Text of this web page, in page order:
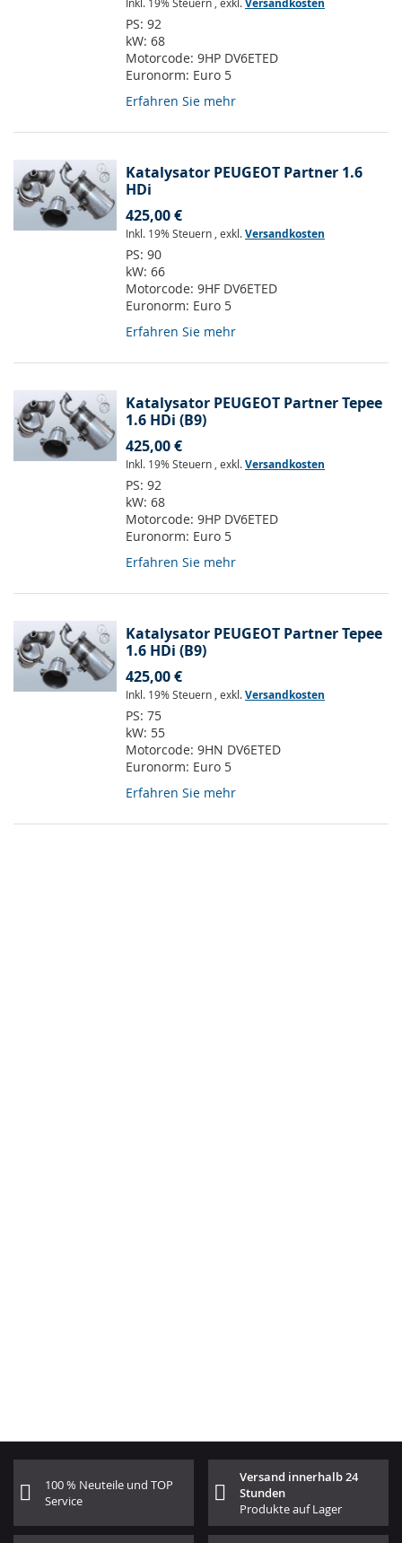
Inkl. 19% Steuern , exkl.Versandkosten
PS: 92
kW: 68
Motorcode: 9HP DV6ETED
Euronorm: Euro 5
Erfahren Sie mehr
Katalysator PEUGEOT Partner 1.6
HDi
425,00 €
Inkl. 19% Steuern , exkl.Versandkosten
PS: 90
kW: 66
Motorcode: 9HF DV6ETED
Euronorm: Euro 5
Erfahren Sie mehr
Katalysator PEUGEOT Partner Tepee
1.6 HDi (B9)
425,00 €
Inkl. 19% Steuern , exkl.Versandkosten
PS: 92
kW: 68
Motorcode: 9HP DV6ETED
Euronorm: Euro 5
Erfahren Sie mehr
Katalysator PEUGEOT Partner Tepee
1.6 HDi (B9)
425,00 €
Inkl. 19% Steuern , exkl.Versandkosten
PS: 75
kW: 55
Motorcode: 9HN DV6ETED
Euronorm: Euro 5
Erfahren Sie mehr
100 % Neuteile und TOP
Service
Versand innerhalb 24
Stunden
Produkte auf Lager